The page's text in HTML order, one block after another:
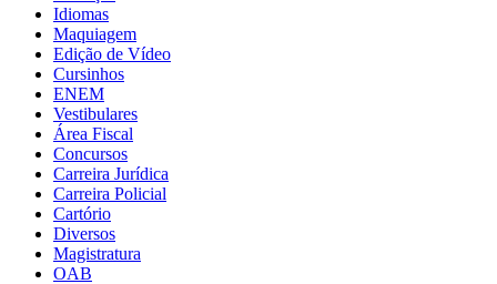
Idiomas
Maquiagem
Edição de Vídeo
Cursinhos
ENEM
Vestibulares
Área Fiscal
Concursos
Carreira Jurídica
Carreira Policial
Cartório
Diversos
Magistratura
OAB